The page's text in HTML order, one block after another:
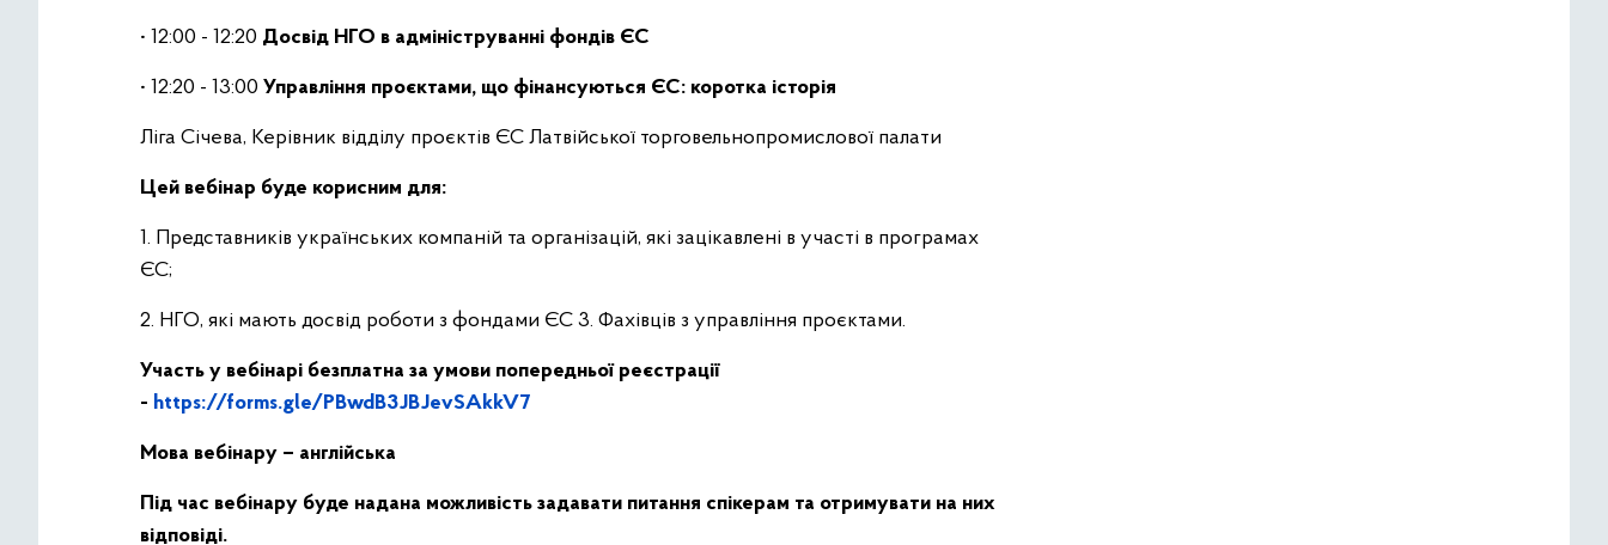
• 12:00 - 12:20 Досвід НГО в адмініструванні фондів ЄС
• 12:20 - 13:00 Управління проєктами, що фінансуються ЄС: коротка історія
Ліга Січева, Керівник відділу проєктів ЄС Латвійської торговельнопромислової палати
Цей вебінар буде корисним для:
1. Представників українських компаній та організацій, які зацікавлені в участі в програмах
ЄС;
2. НГО, які мають досвід роботи з фондами ЄС 3. Фахівців з управління проєктами.
Участь у вебінарі безплатна за умови попередньої реєстрації
- https://forms.gle/PBwdB3JBJevSAkkV7
Мова вебінару – англійська
Під час вебінару буде надана можливість задавати питання спікерам та отримувати на них
відповіді.